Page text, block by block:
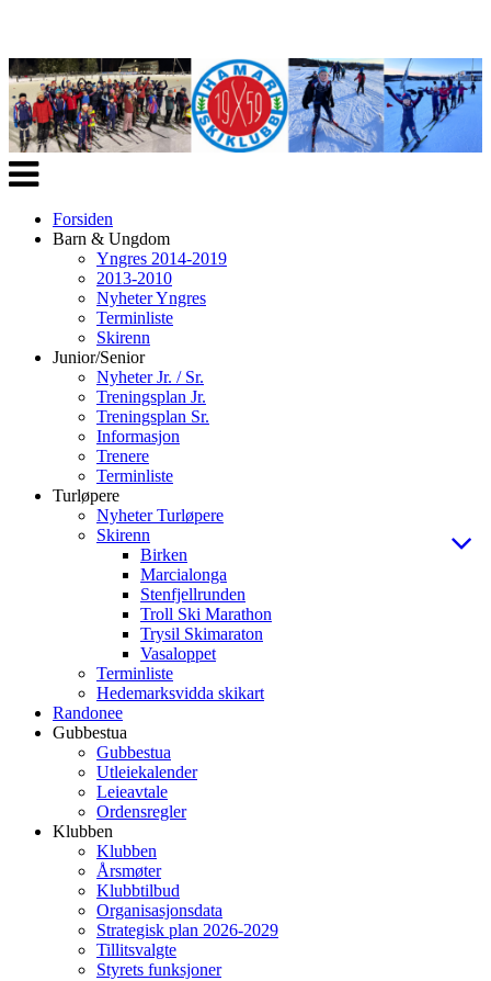
Veksle
navigasjon
Forsiden
Barn & Ungdom
Yngres 2014-2019
2013-2010
Nyheter Yngres
Terminliste
Skirenn
Junior/Senior
Nyheter Jr. / Sr.
Treningsplan Jr.
Treningsplan Sr.
Informasjon
Trenere
Terminliste
Turløpere
Nyheter Turløpere
Skirenn
Birken
Marcialonga
Stenfjellrunden
Troll Ski Marathon
Trysil Skimaraton
Vasaloppet
Terminliste
Hedemarksvidda skikart
Randonee
Gubbestua
Gubbestua
Utleiekalender
Leieavtale
Ordensregler
Klubben
Klubben
Årsmøter
Klubbtilbud
Organisasjonsdata
Strategisk plan 2026-2029
Tillitsvalgte
Styrets funksjoner